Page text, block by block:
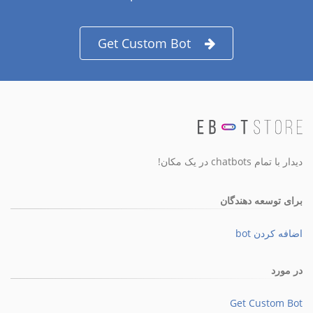
Get Custom Bot
دیدار با تمام chatbots در یک مکان!
برای توسعه دهندگان
اضافه کردن bot
در مورد
Get Custom Bot